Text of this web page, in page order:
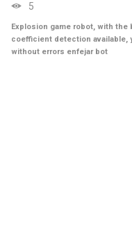
5
Explosion game robot, with
coefficient detection available,
without errors enfejar bot